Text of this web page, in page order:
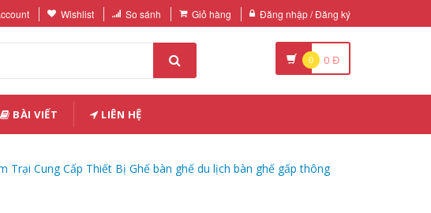
Wishlist So sánh Giỏ hàng Đăng nhập / Đăng ký
0 0 Đ
BÀI VIẾT LIÊN HỆ
Cung Cấp Thiết Bị Ghế bàn ghế du lịch bàn ghế gấp thông